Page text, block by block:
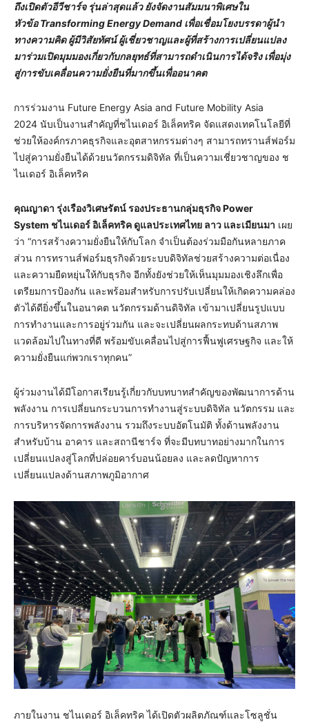
ถึงเปิดตัวอีวีชาร์จ รุ่นล่าสุดแล้ว ยังจัดงานสัมมนาพิเศษใน
หัวข้อTransforming Energy Demand เพื่อเชื่อมโยงบรรดาผู้นำ
ทางความคิด ผู้มีวิสัยทัศน์ ผู้เชี่ยวชาญและผู้ที่สร้างการเปลี่ยนแปลง
มาร่วมเปิดมุมมองเกี่ยวกับกลยุทธ์ที่สามารถดำเนินการได้จริง เพื่อมุ่ง
สู่การขับเคลื่อนความยั่งยืนที่มากขึ้นเพื่ออนาคต
การร่วมงาน Future Energy Asia and Future Mobility Asia
2024 นับเป็นงานสำคัญที่ชไนเดอร์ อิเล็คทริค จัดแสดงเทคโนโลยีที่
ช่วยให้องค์กรภาคธุรกิจและอุตสาหกรรมต่างๆ สามารถทรานส์ฟอร์ม
ไปสู่ความยั่งยืนได้ด้วยนวัตกรรมดิจิทัล ที่เป็นความเชี่ยวชาญของ ช
ไนเดอร์ อิเล็คทริค
คุณญาดา รุ่งเรืองวิเศษรัตน์ รองประธานกลุ่มธุรกิจPower
System ชไนเดอร์ อิเล็คทริค ดูแลประเทศไทย ลาว และเมียนมา เผย
ว่า “การสร้างความยั่งยืนให้กับโลก จำเป็นต้องร่วมมือกันหลายภาค
ส่วน การทรานส์ฟอร์มธุรกิจด้วยระบบดิจิทัลช่วยสร้างความต่อเนื่อง
และความยืดหยุ่นให้กับธุรกิจ อีกทั้งยังช่วยให้เห็นมุมมองเชิงลึกเพื่อ
เตรียมการป้องกัน และพร้อมสำหรับการปรับเปลี่ยนให้เกิดความคล่อง
ตัวได้ดียิ่งขึ้นในอนาคต นวัตกรรมด้านดิจิทัล เข้ามาเปลี่ยนรูปแบบ
การทำงานและการอยู่ร่วมกัน และจะเปลี่ยนผลกระทบด้านสภาพ
แวดล้อมไปในทางที่ดี พร้อมขับเคลื่อนไปสู่การฟื้นฟูเศรษฐกิจ และให้
ความยั่งยืนแก่พวกเราทุกคน”
ผู้ร่วมงานได้มีโอกาสเรียนรู้เกี่ยวกับบทบาทสำคัญของพัฒนาการด้าน
พลังงาน การเปลี่ยนกระบวนการทำงานสู่ระบบดิจิทัล นวัตกรรม และ
การบริหารจัดการพลังงาน รวมถึงระบบอัตโนมัติ ทั้งด้านพลังงาน
สำหรับบ้าน อาคาร และสถานีชาร์จ ที่จะมีบทบาทอย่างมากในการ
เปลี่ยนแปลงสู่โลกที่ปล่อยคาร์บอนน้อยลง และลดปัญหาการ
เปลี่ยนแปลงด้านสภาพภูมิอากาศ
ภายในงาน ชไนเดอร์ อิเล็คทริค ได้เปิดตัวผลิตภัณฑ์และโซลูชั่น